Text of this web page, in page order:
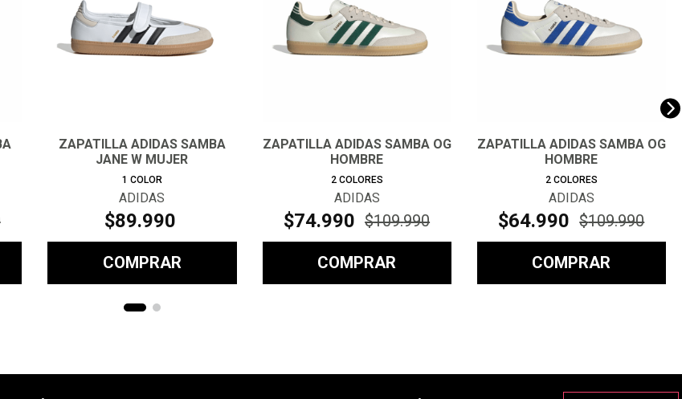
ZAPATILLA ADIDAS SAMBA
JANE W MUJER
1 COLOR
ADIDAS
$89.990
COMPRAR
ZAPATILLA ADIDAS SAMBA OG
HOMBRE
2 COLORES
ADIDAS
$74.990 $109.990
COMPRAR
ZAPATILLA ADIDAS SAMBA OG
HOMBRE
2 COLORES
ADIDAS
$64.990 $109.990
COMPRAR